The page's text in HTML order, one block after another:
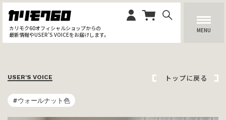
カリモク60オフィシャルショップからの
最新情報やUSER’S VOICEをお届けします。
MENU
USER'S VOICE トップに戻る
#ウォールナット色